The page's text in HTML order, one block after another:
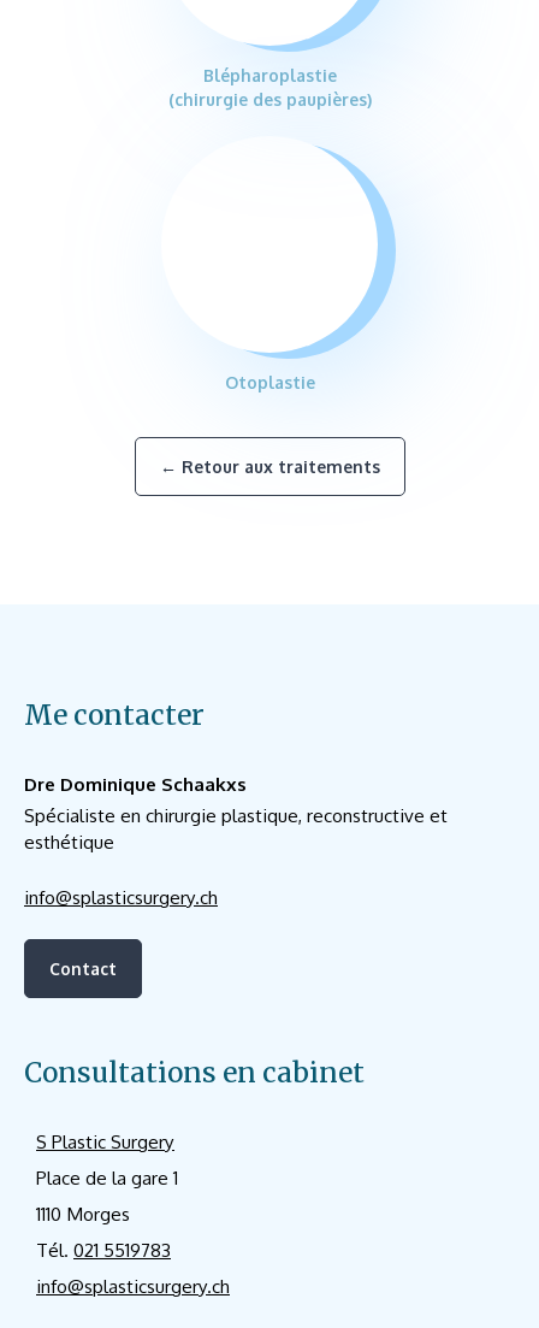
Blépharoplastie
(chirurgie des paupières)
Otoplastie
← Retour aux traitements
Me contacter
Dre Dominique Schaakxs
Spécialiste en chirurgie plastique, reconstructive et
esthétique
info@splasticsurgery.ch
Contact
Consultations en cabinet
S Plastic Surgery
Place de la gare 1
1110 Morges
Tél. 021 5519783
info@splasticsurgery.ch